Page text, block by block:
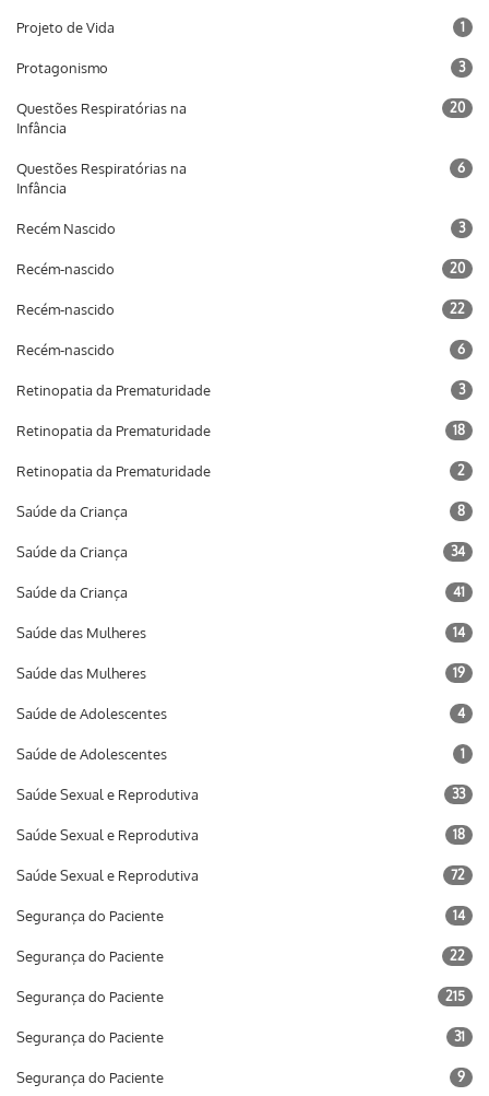
Projeto de Vida 1
Protagonismo 3
Questões Respiratórias na
Infância
20
Questões Respiratórias na
Infância
6
Recém Nascido 3
Recém-nascido 20
Recém-nascido 22
Recém-nascido 6
Retinopatia da Prematuridade 3
Retinopatia da Prematuridade 18
Retinopatia da Prematuridade 2
Saúde da Criança 8
Saúde da Criança 34
Saúde da Criança 41
Saúde das Mulheres 14
Saúde das Mulheres 19
Saúde de Adolescentes 4
Saúde de Adolescentes 1
Saúde Sexual e Reprodutiva 33
Saúde Sexual e Reprodutiva 18
Saúde Sexual e Reprodutiva 72
Segurança do Paciente 14
Segurança do Paciente 22
Segurança do Paciente 215
Segurança do Paciente 31
Segurança do Paciente 9